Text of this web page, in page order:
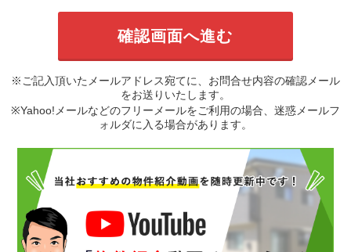
※ご記入頂いたメールアドレス宛てに、お問合せ内容の確認メール
をお送りいたします。
※Yahoo!メールなどのフリーメールをご利用の場合、迷惑メールフ
ォルダに入る場合があります。